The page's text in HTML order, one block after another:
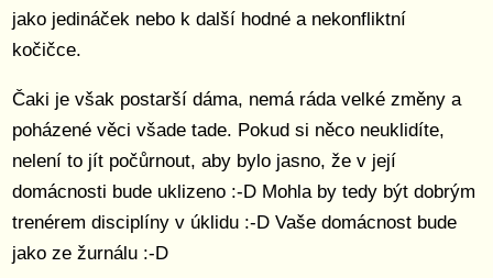
jako jedináček nebo k další hodné a nekonfliktní
kočičce.
Čaki je však postarší dáma, nemá ráda velké změny a
poházené věci všade tade. Pokud si něco neuklidíte,
nelení to jít počůrnout, aby bylo jasno, že v její
domácnosti bude uklizeno :-D Mohla by tedy být dobrým
trenérem disciplíny v úklidu :-D Vaše domácnost bude
jako ze žurnálu :-D